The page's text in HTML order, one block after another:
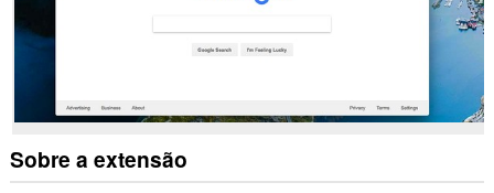
Sobre a extensão